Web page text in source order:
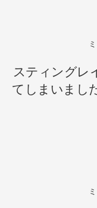
スティングレ
てしまいまし